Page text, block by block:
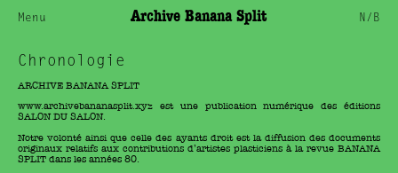
Menu N/B
Archive Banana Split
Chronologie
ARCHIVE BANANA SPLIT
www.archivebananasplit.xyz est une publication numérique des éditions
SALON DU SALON.
Notre volonté ainsi que celle des ayants droit est la diffusion des documents
originaux relatifs aux contributions d’artistes plasticiens à la revue BANANA
SPLIT dans les années 80.